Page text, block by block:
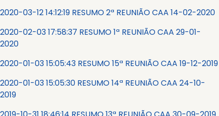
2020-03-12 14:12:19 RESUMO 2ª REUNIÃO CAA 14-02-2020
2020-02-03 17:58:37 RESUMO 1ª REUNIÃO CAA 29-01-
2020
2020-01-03 15:05:43 RESUMO 15ª REUNIÃO CAA 19-12-2019
2020-01-03 15:05:30 RESUMO 14ª REUNIÃO CAA 24-10-
2019